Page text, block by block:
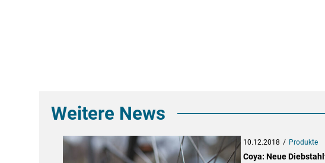
Weitere News
10.12.2018 Produkte
Coya: Neue